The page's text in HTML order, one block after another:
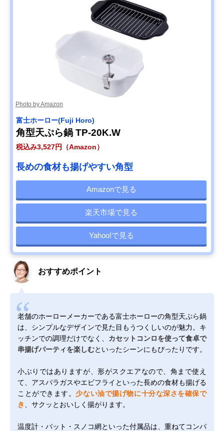
Photo by Amazon
‎富士ホーロー(Fuji Horo)
角型天ぷら鍋 TP-20K.W
税込み3,527円（Amazon）
長めの食材も揚げやすい角型
Amazonで見る
楽天市場で見る
Yahoo!で見る
おすすめポイント
老舗のホーローメーカーである富士ホーローの角型天ぷら鍋
は、シンプルなデザインで見た目もうつくしいのが魅力。キ
ッチンでの調理だけでなく、 カセットコンロを使って食卓で
串揚げパーティを楽しむといったシーンにもぴったりです。
小ぶりではありますが、形がスクエアなので、角まで使え
て、アスパラガスやエビフライといった長めの食材も揚げる
ことができます。少ない油で揚げ物に十分な深さを確保で
き
、サクッとおいしく揚がります。
温度計・バット・スノコ網といった付属品は、重ねてコンパ